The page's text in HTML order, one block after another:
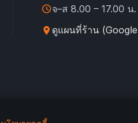
จ–ส 8.00 – 17.00 น.
ดูแผนที่ร้าน